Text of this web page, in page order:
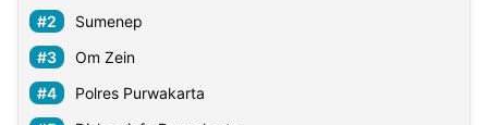
Sumenep
Om Zein
Polres Purwakarta